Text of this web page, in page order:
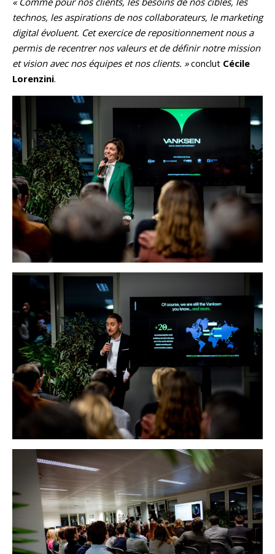
technos, les aspirations de nos collaborateurs, le marketing
digital évoluent. Cet exercice de repositionnement nous a
permis de recentrer nos valeurs et de définir notre mission
et vision avec nos équipes et nos clients. »conclut Cécile
Lorenzini.